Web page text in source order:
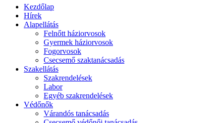
Kezdőlap
Hírek
Alapellátás
Felnőtt háziorvosok
Gyermek háziorvosok
Fogorvosok
Csecsemő szaktanácsadás
Szakellátás
Szakrendelések
Labor
Egyéb szakrendelések
Védőnők
Várandós tanácsadás